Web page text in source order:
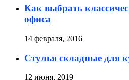
Как выбрать
офиса
14 февраля, 2016
Стулья складные для
12 июня, 2019